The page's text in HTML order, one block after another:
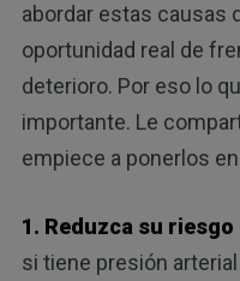
abordar estas causas
oportunidad real de
deterioro. Por eso lo
importante. Le
empiece a ponerlos
1. Reduzca su
si tiene presión